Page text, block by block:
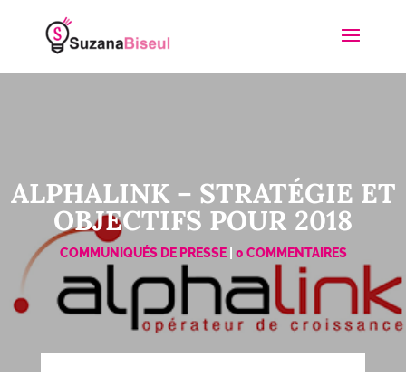
ALPHALINK – STRATÉGIE ET
OBJECTIFS POUR 2018
COMMUNIQUÉS DE PRESSE| 0 COMMENTAIRES